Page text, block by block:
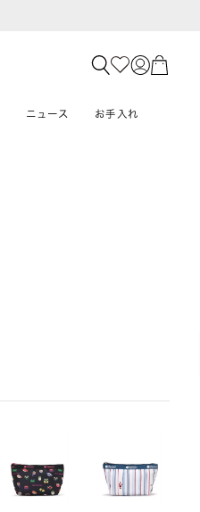
ニュース お手入れ